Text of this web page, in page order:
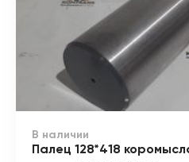
В наличии
Палец 128*418